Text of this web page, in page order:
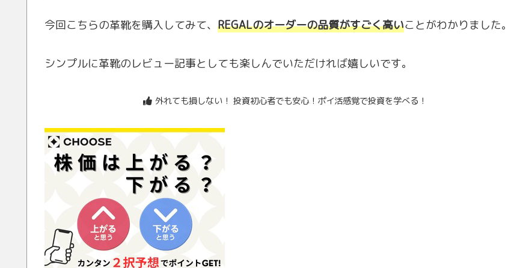
今回こちらの革靴を購入してみて、 REGALのオーダーの品質がすごく高いことがわかりました。
シンプルに革靴のレビュー記事としても楽しんでいただければ嬉しいです。
外れても損しない！ 投資初心者でも安心！ポイ活感覚で投資を学べる！